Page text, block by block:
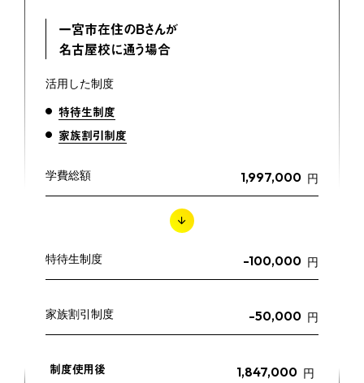
一宮市在住のBさんが
名古屋校に通う場合
活用した制度
特待生制度
家族割引制度
学費総額 1,997,000 円
特待生制度 -100,000 円
家族割引制度 -50,000 円
制度使用後 1,847,000 円